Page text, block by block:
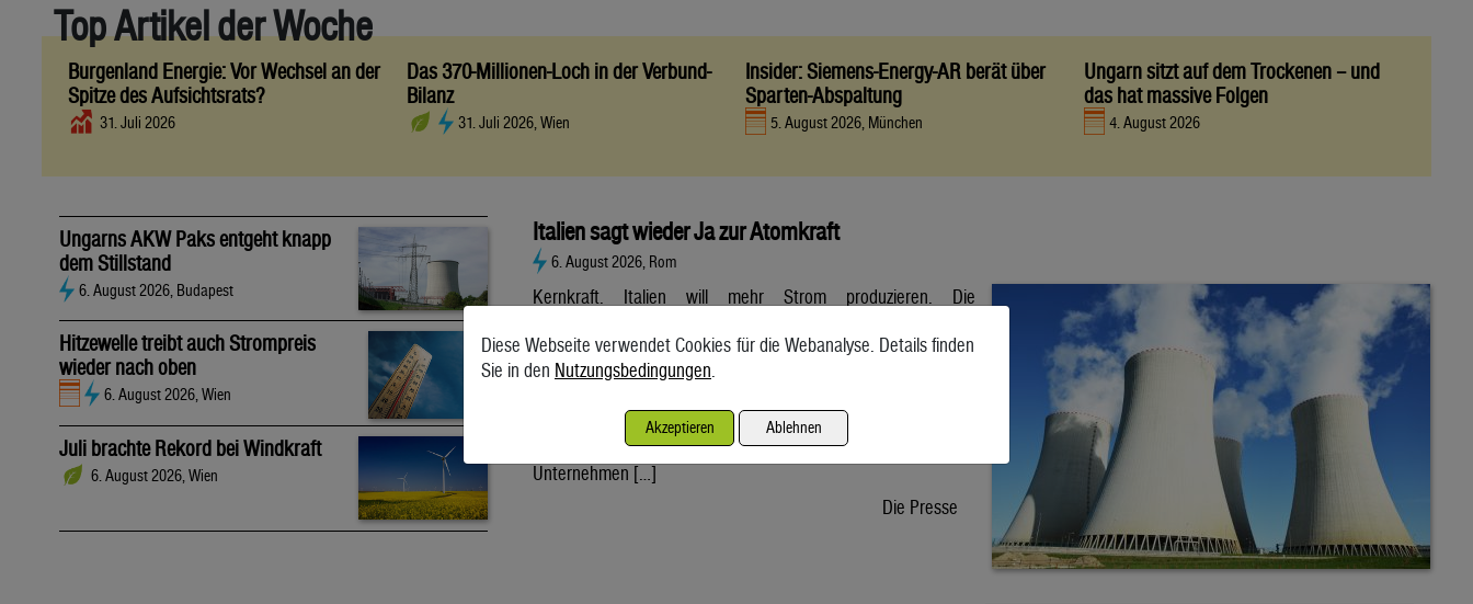
Top Artikel der Woche
Burgenland Energie: Vor Wechsel an der
Spitze des Aufsichtsrats?
31. Juli 2026
Das 370-Millionen-Loch in der Verbund-
Bilanz
31. Juli 2026, Wien
Insider: Siemens-Energy-AR berät über
Sparten-Abspaltung
5. August 2026, München
Ungarn sitzt auf dem Trockenen – und
das hat massive Folgen
4. August 2026
Ungarns AKW Paks entgeht knapp
dem Stillstand
6. August 2026, Budapest
Hitzewelle treibt auch Strompreis
wieder nach oben
6. August 2026, Wien
Juli brachte Rekord bei Windkraft
6. August 2026, Wien
Italien sagt wieder Ja zur Atomkraft
6. August 2026, Rom
Kernkraft. Italien will mehr Strom produzieren. Die
Unsicherheiten. Italien will zurück zur Atomkraft. Der Senat
wird voraussichtlich nach der Sommerpause einem Gesetz
Dekret verabschieden. Der Weg bis zur Inbetriebnahme eines
ersten Reaktors wäre dann noch lang. Doch viele
Unternehmen […]
Die Presse
Diese Webseite verwendet Cookies für die Webanalyse. Details finden
Sie in den Nutzungsbedingungen.
Akzeptieren Ablehnen